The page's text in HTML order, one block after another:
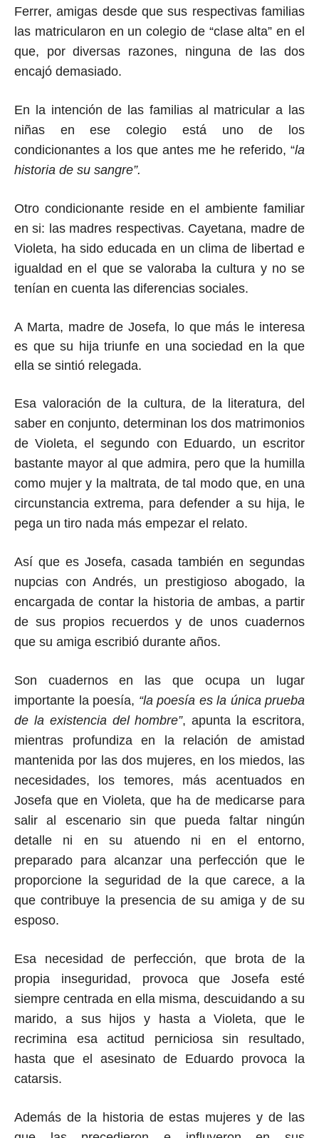
Ferrer, amigas desde que sus respectivas familias
las matricularon en un colegio de “clase alta” en el
que, por diversas razones, ninguna de las dos
encajó demasiado.
En la intención de las familias al matricular a las
niñas en ese colegio está uno de los
condicionantes a los que antes me he referido, “la
historia de su sangre”.
Otro condicionante reside en el ambiente familiar
en si: las madres respectivas. Cayetana, madre de
Violeta, ha sido educada en un clima de libertad e
igualdad en el que se valoraba la cultura y no se
tenían en cuenta las diferencias sociales.
A Marta, madre de Josefa, lo que más le interesa
es que su hija triunfe en una sociedad en la que
ella se sintió relegada.
Esa valoración de la cultura, de la literatura, del
saber en conjunto, determinan los dos matrimonios
de Violeta, el segundo con Eduardo, un escritor
bastante mayor al que admira, pero que la humilla
como mujer y la maltrata, de tal modo que, en una
circunstancia extrema, para defender a su hija, le
pega un tiro nada más empezar el relato.
Así que es Josefa, casada también en segundas
nupcias con Andrés, un prestigioso abogado, la
encargada de contar la historia de ambas, a partir
de sus propios recuerdos y de unos cuadernos
que su amiga escribió durante años.
Son cuadernos en las que ocupa un lugar
importante la poesía, “la poesía es la única prueba
de la existencia del hombre”, apunta la escritora,
mientras profundiza en la relación de amistad
mantenida por las dos mujeres, en los miedos, las
necesidades, los temores, más acentuados en
Josefa que en Violeta, que ha de medicarse para
salir al escenario sin que pueda faltar ningún
detalle ni en su atuendo ni en el entorno,
preparado para alcanzar una perfección que le
proporcione la seguridad de la que carece, a la
que contribuye la presencia de su amiga y de su
esposo.
Esa necesidad de perfección, que brota de la
propia inseguridad, provoca que Josefa esté
siempre centrada en ella misma, descuidando a su
marido, a sus hijos y hasta a Violeta, que le
recrimina esa actitud perniciosa sin resultado,
hasta que el asesinato de Eduardo provoca la
catarsis.
Además de la historia de estas mujeres y de las